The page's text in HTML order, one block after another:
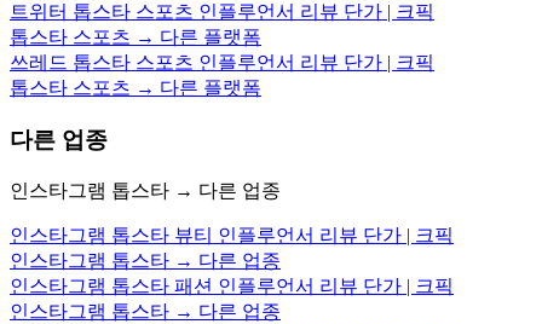
트위터 톱스타 스포츠 인플루언서 리뷰 단가 | 크픽
톱스타 스포츠 → 다른 플랫폼
쓰레드 톱스타 스포츠 인플루언서 리뷰 단가 | 크픽
톱스타 스포츠 → 다른 플랫폼
다른 업종
인스타그램 톱스타 → 다른 업종
인스타그램 톱스타 뷰티 인플루언서 리뷰 단가 | 크픽
인스타그램 톱스타 → 다른 업종
인스타그램 톱스타 패션 인플루언서 리뷰 단가 | 크픽
인스타그램 톱스타 → 다른 업종